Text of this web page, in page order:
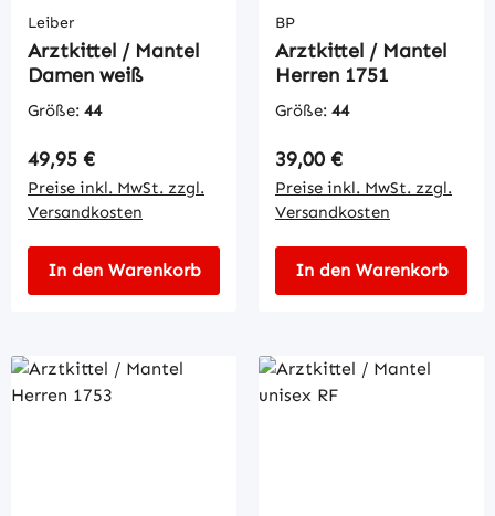
Leiber
Arztkittel / Mantel
Damen weiß
Größe: 44
Regulärer Preis:
49,95 €
Preise inkl. MwSt. zzgl.
Versandkosten
In den Warenkorb
BP
Arztkittel / Mantel
Herren 1751
Größe: 44
Regulärer Preis:
39,00 €
Preise inkl. MwSt. zzgl.
Versandkosten
In den Warenkorb